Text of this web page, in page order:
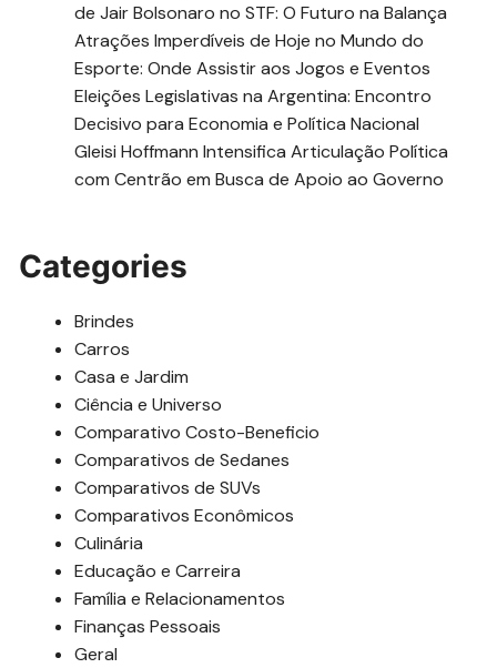
de Jair Bolsonaro no STF: O Futuro na Balança
Atrações Imperdíveis de Hoje no Mundo do
Esporte: Onde Assistir aos Jogos e Eventos
Eleições Legislativas na Argentina: Encontro
Decisivo para Economia e Política Nacional
Gleisi Hoffmann Intensifica Articulação Política
com Centrão em Busca de Apoio ao Governo
Categories
Brindes
Carros
Casa e Jardim
Ciência e Universo
Comparativo Costo-Beneficio
Comparativos de Sedanes
Comparativos de SUVs
Comparativos Econômicos
Culinária
Educação e Carreira
Família e Relacionamentos
Finanças Pessoais
Geral